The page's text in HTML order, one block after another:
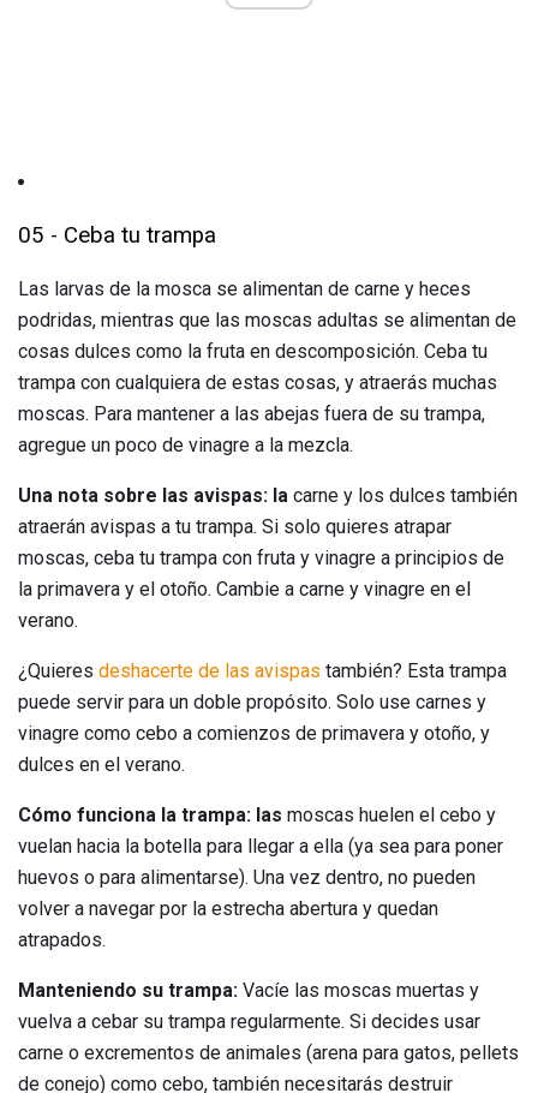
05 - Ceba tu trampa
Las larvas de la mosca se alimentan de carne y heces
podridas, mientras que las moscas adultas se alimentan de
cosas dulces como la fruta en descomposición. Ceba tu
trampa con cualquiera de estas cosas, y atraerás muchas
moscas. Para mantener a las abejas fuera de su trampa,
agregue un poco de vinagre a la mezcla.
Una nota sobre las avispas: la carne y los dulces también
atraerán avispas a tu trampa. Si solo quieres atrapar
moscas, ceba tu trampa con fruta y vinagre a principios de
la primavera y el otoño. Cambie a carne y vinagre en el
verano.
¿Quieres deshacerte de las avispas también? Esta trampa
puede servir para un doble propósito. Solo use carnes y
vinagre como cebo a comienzos de primavera y otoño, y
dulces en el verano.
Cómo funciona la trampa: las moscas huelen el cebo y
vuelan hacia la botella para llegar a ella (ya sea para poner
huevos o para alimentarse). Una vez dentro, no pueden
volver a navegar por la estrecha abertura y quedan
atrapados.
Manteniendo su trampa: Vacíe las moscas muertas y
vuelva a cebar su trampa regularmente. Si decides usar
carne o excrementos de animales (arena para gatos, pellets
de conejo) como cebo, también necesitarás destruir